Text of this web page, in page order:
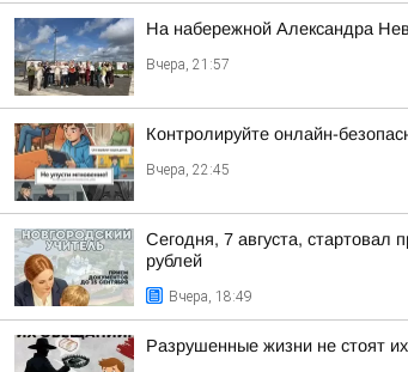
На набережной Александра
Вчера, 21:57
Контролируйте онлайн-
Вчера, 22:45
Сегодня, 7 августа, стартовал
рублей
Вчера, 18:49
Разрушенные жизни не стоят